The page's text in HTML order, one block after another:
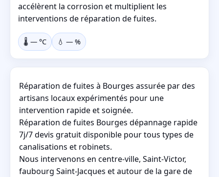
accélèrent la corrosion et multiplient les
interventions de réparation de fuites.
🌡️ — °C 💧 — %
Réparation de fuites à Bourges assurée par des
artisans locaux expérimentés pour une
intervention rapide et soignée.
Réparation de fuites Bourges dépannage rapide
7j/7 devis gratuit disponible pour tous types de
canalisations et robinets.
Nous intervenons en centre-ville, Saint-Victor,
faubourg Saint-Jacques et autour de la gare de